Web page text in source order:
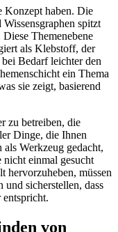
Konzept haben. Die
spitzt
Themenebene
als Klebstoff, der
Bedarf leichter den
ein Thema
sie zeigt, basierend
zu betreiben, die
Dinge, die Ihnen
als Werkzeug gedacht,
nicht einmal gesucht
hervorzuheben, müssen
sicherstellen, dass
von